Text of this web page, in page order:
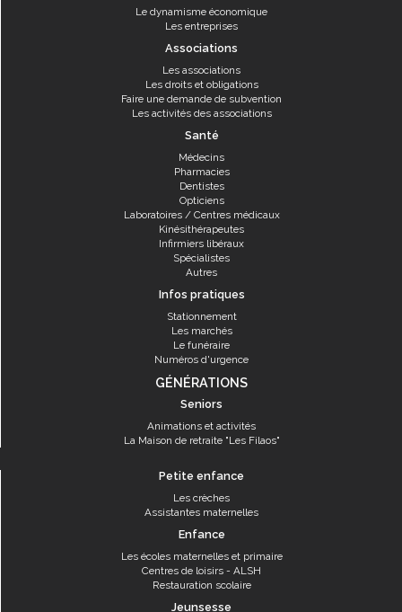
Le dynamisme économique
Les entreprises
Associations
Les associations
Les droits et obligations
Faire une demande de subvention
Les activités des associations
Santé
Médecins
Pharmacies
Dentistes
Opticiens
Laboratoires / Centres médicaux
Kinésithérapeutes
Infirmiers libéraux
Spécialistes
Autres
Infos pratiques
Stationnement
Les marchés
Le funéraire
Numéros d'urgence
GÉNÉRATIONS
Seniors
Animations et activités
La Maison de retraite "Les Filaos"
Petite enfance
Les crèches
Assistantes maternelles
Enfance
Les écoles maternelles et primaire
Centres de loisirs - ALSH
Restauration scolaire
Jeunsesse